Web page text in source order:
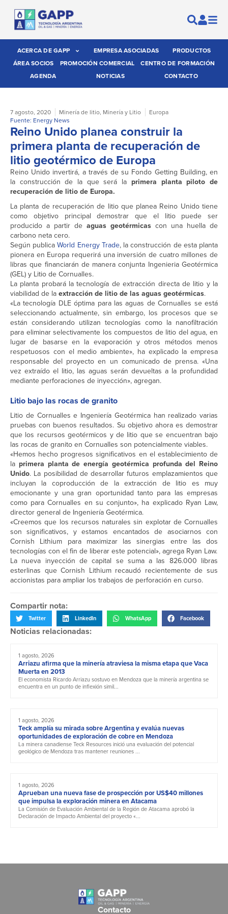
ACERCA DE GAPP EMPRESA ASOCIADAS
PRODUCTOS
ÁREA SOCIOS
PROMOCIÓN COMERCIAL
CENTRO DE FORMACIÓN
AGENDA
NOTICIAS CONTACTO
7 agosto, 2020 Minería de litio, Minería y Litio
Europa
Fuente: Energy News
Reino Unido planea construir la
primera planta de recuperación de
litio geotérmico de Europa
Reino Unido invertirá, a través de su Fondo Getting Building, en
la construcción de la que será la primera planta piloto de
recuperación de litio de Europa.
La planta de recuperación de litio que planea Reino Unido tiene
como objetivo principal demostrar que el litio puede ser
producido a partir de aguas geotérmicas con una huella de
carbono neta cero.
Según publicaWorld Energy Trade, la construcción de esta planta
pionera en Europa requerirá una inversión de cuatro millones de
libras que financiarán de manera conjunta Ingenieria Geotérmica
(GEL) y Litio de Cornualles.
La planta probará la tecnología de extracción directa de litio y la
viabilidad de laextracción de litio de las aguas geotérmicas.
«La tecnología DLE óptima para las aguas de Cornualles se está
seleccionando actualmente, sin embargo, los procesos que se
están considerando utilizan tecnologías como la nanofiltración
para eliminar selectivamente los compuestos de litio del agua, en
lugar de basarse en la evaporación y otros métodos menos
respetuosos con el medio ambiente», ha explicado la empresa
responsable del proyecto en un comunicado de prensa. «Una
vez extraído el litio, las aguas serán devueltas a la profundidad
mediante perforaciones de inyección», agregan.
Litio bajo las rocas de granito
Litio de Cornualles e Ingeniería Geotérmica han realizado varias
pruebas con buenos resultados. Su objetivo ahora es demostrar
que los recursos geotérmicos y de litio que se encuentran bajo
las rocas de granito en Cornualles son potencialmente viables.
«Hemos hecho progresos significativos en el establecimiento de
la primera planta de energía geotérmica profunda del Reino
Unido. La posibilidad de desarrollar futuros emplazamientos que
incluyan la coproducción de la extracción de litio es muy
emocionante y una gran oportunidad tanto para las empresas
como para Cornualles en su conjunto», ha explicado Ryan Law,
director general de Ingeniería Geotérmica.
«Creemos que los recursos naturales sin explotar de Cornualles
son significativos, y estamos encantados de asociarnos con
Cornish Lithium para maximizar las sinergias entre las dos
tecnologías con el fin de liberar este potencial», agrega Ryan Law.
La nueva inyección de capital se suma a las 826.000 libras
esterlinas que Cornish Lithium recaudó recientemente de sus
accionistas para ampliar los trabajos de perforación en curso.
Compartir nota:
Twitter LinkedIn WhatsApp Facebook
Noticias relacionadas:
1 agosto, 2026
Arriazu afirma que la minería atraviesa la misma etapa que Vaca
Muerta en 2013
El economista Ricardo Arriazu sostuvo en Mendoza que la minería argentina se
encuentra en un punto de inflexión simil...
1 agosto, 2026
Teck amplía su mirada sobre Argentina y evalúa nuevas
oportunidades de exploración de cobre en Mendoza
La minera canadiense Teck Resources inició una evaluación del potencial
geológico de Mendoza tras mantener reuniones ...
1 agosto, 2026
Aprueban una nueva fase de prospección por US$40 millones
que impulsa la exploración minera en Atacama
La Comisión de Evaluación Ambiental de la Región de Atacama aprobó la
Declaración de Impacto Ambiental del proyecto «...
Contacto